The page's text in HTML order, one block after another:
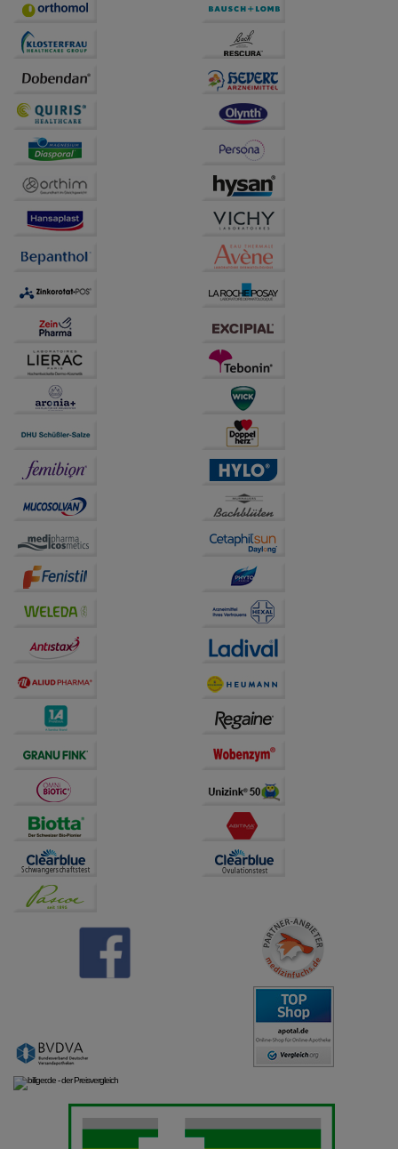
Statistik & Tracking:
Informationen über die Art und Weise der Nutzung
unserer Website sammeln, mit deren Hilfe wir unsere
auf unserer Website aber auch die Werbung auf
Bitte beachten Sie, dass Daten hierfür teilweise an
Dritte wie z.B. Google oder soziale Medien
übertragen werden.